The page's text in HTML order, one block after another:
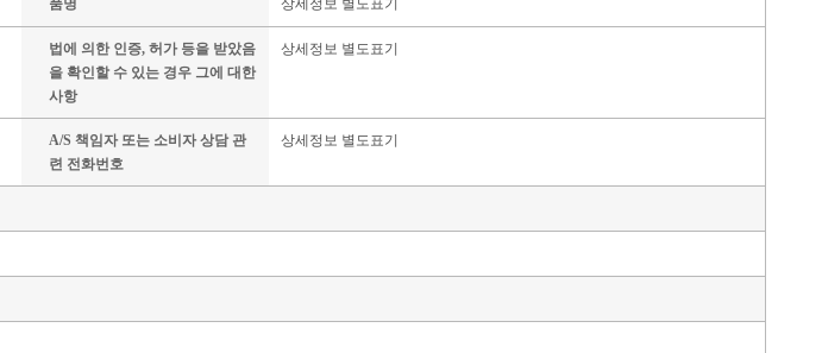
품명 상세정보 별도표기
법에 의한 인증, 허가 등을 받았음
을 확인할 수 있는 경우 그에 대한
사항
상세정보 별도표기
A/S 책임자 또는 소비자 상담 관
련 전화번호
상세정보 별도표기